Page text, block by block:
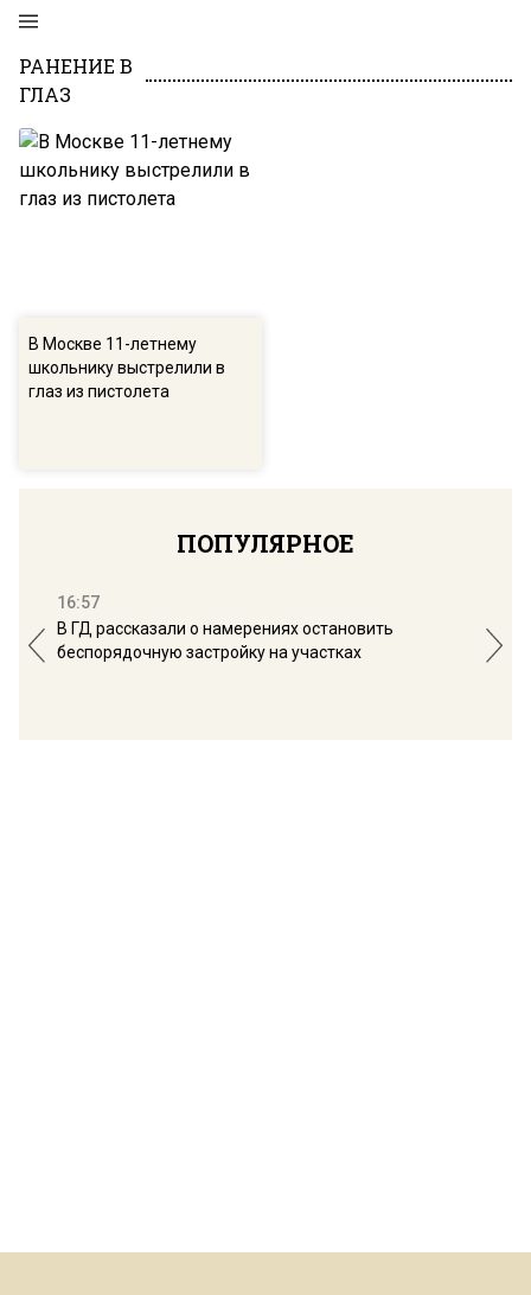
РАНЕНИЕ В
ГЛАЗ
В Москве 11-летнему
школьнику выстрелили в
глаз из пистолета
ПОПУЛЯРНОЕ
16:57
В ГД рассказали о намерениях остановить
беспорядочную застройку на участках